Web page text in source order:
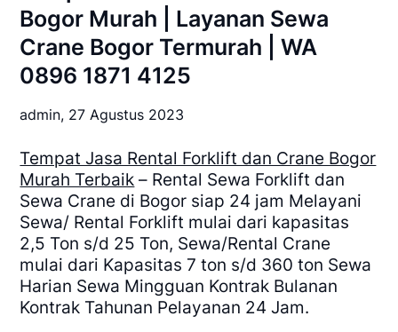
Bogor Murah | Layanan Sewa
Crane Bogor Termurah | WA
0896 1871 4125
admin, 27 Agustus 2023
Tempat Jasa Rental Forklift dan Crane Bogor
Murah Terbaik – Rental Sewa Forklift dan
Sewa Crane di Bogor siap 24 jam Melayani
Sewa/ Rental Forklift mulai dari kapasitas
2,5 Ton s/d 25 Ton, Sewa/Rental Crane
mulai dari Kapasitas 7 ton s/d 360 ton Sewa
Harian Sewa Mingguan Kontrak Bulanan
Kontrak Tahunan Pelayanan 24 Jam.